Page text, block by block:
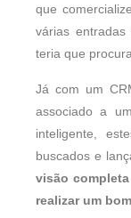
que
várias
teria que
Já com um
associado a
inteligente,
buscados e
visão
realizar um